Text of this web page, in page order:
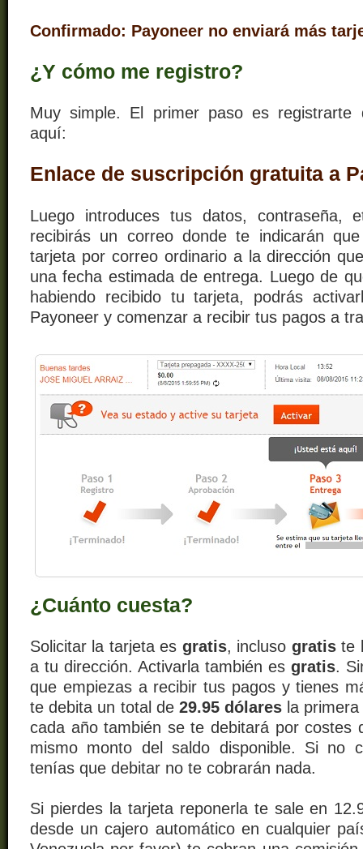
Confirmado: Payoneer no enviará más
¿Y cómo me registro?
Muy simple. El primer paso es registrarte
aquí:
Enlace de suscripción gratuita a
Luego introduces tus datos, contraseña,
recibirás un correo donde te indicarán
tarjeta por correo ordinario a la dirección
una fecha estimada de entrega. Luego de
habiendo recibido tu tarjeta, podrás
Payoneer y comenzar a recibir tus pagos a
¿Cuánto cuesta?
Solicitar la tarjeta es gratis, incluso gratiste
a tu dirección. Activarla también es gratis.
que empiezas a recibir tus pagos y tienes
te debita un total de 29.95 dólares la
cada año también se te debitará por costes
mismo monto del saldo disponible. Si no
tenías que debitar no te cobrarán nada.
Si pierdes la tarjeta reponerla te sale en
desde un cajero automático en cualquier